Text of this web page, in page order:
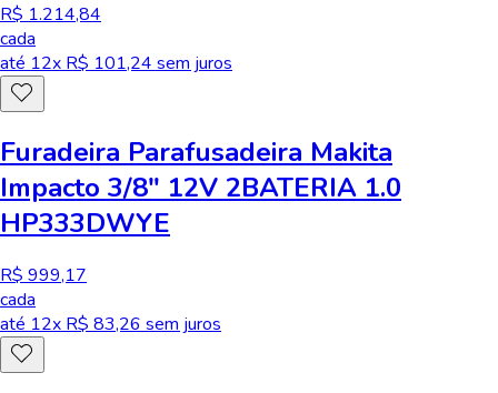
R$ 1.214,84
cada
até 12x R$ 101,24 sem juros
Furadeira Parafusadeira Makita
Impacto 3/8" 12V 2BATERIA 1.0
HP333DWYE
R$ 999,17
cada
até 12x R$ 83,26 sem juros